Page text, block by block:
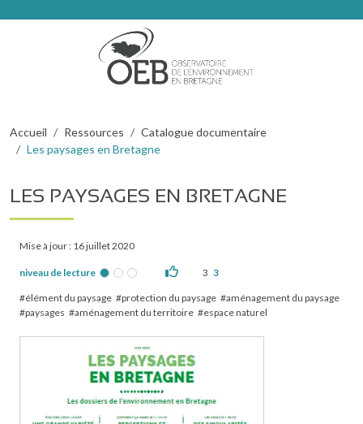
Fil d'Ariane
Accueil Ressources
Catalogue documentaire
Les paysages en Bretagne
LES PAYSAGES EN BRETAGNE
Mise à jour : 16 juillet 2020
niveau de lecture 3 3
élément du paysage protection du paysage
aménagement du paysage
paysages
aménagement du territoire espace naturel